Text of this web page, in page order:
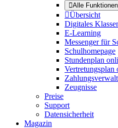
Alle Funktionen
Übersicht
Digitales
E-Learning
Messenger für
Schulhomepage
Stundenplan
Vertretungsplan
Zeugnisse
Preise
Support
Datensicherheit
Magazin